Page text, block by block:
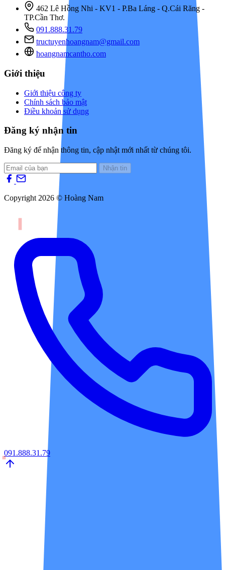
462 Lê Hồng Nhi - KV1 - P.Ba Láng - Q.Cái Răng -
TP.Cần Thơ.
091.888.31.79
tructuyenhoangnam@gmail.com
hoangnamcantho.com
Giới thiệu
Giới thiệu công ty
Chính sách bảo mật
Điều khoản sử dụng
Đăng ký nhận tin
Đăng ký để nhận thông tin, cập nhật mới nhất từ chúng tôi.
Nhận tin
Copyright 2026 © Hoàng Nam
091.888.31.79